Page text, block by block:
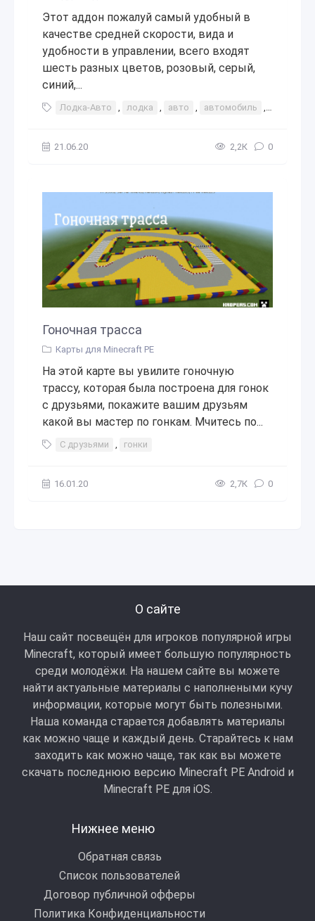
Этот аддон пожалуй самый удобный в
качестве средней скорости, вида и
удобности в управлении, всего входят
шесть разных цветов, розовый, серый,
синий,...
Лодка-Авто , лодка , авто , автомобиль ,
21.06.20 2,2К 0
Гоночная трасса
Карты для Minecraft PE
На этой карте вы увилите гоночную
трассу, которая была построена для гонок
с друзьями, покажите вашим друзьям
какой вы мастер по гонкам. Мчитесь по...
С друзьями , гонки
16.01.20 2,7К 0
О сайте
Наш сайт посвещён для игроков популярной игры
Minecraft, который имеет большую популярность
среди молодёжи. На нашем сайте вы можете
найти актуальные материалы с наполнеными кучу
информации, которые могут быть полезными.
Наша команда старается добавлять материалы
как можно чаще и каждый день. Старайтесь к нам
заходить как можно чаще, так как вы можете
скачать последнюю версию Minecraft PE Android и
Minecraft РЕ для iOS.
Нижнее меню
Обратная связь
Список пользователей
Договор публичной офферы
Политика Конфиденциальности